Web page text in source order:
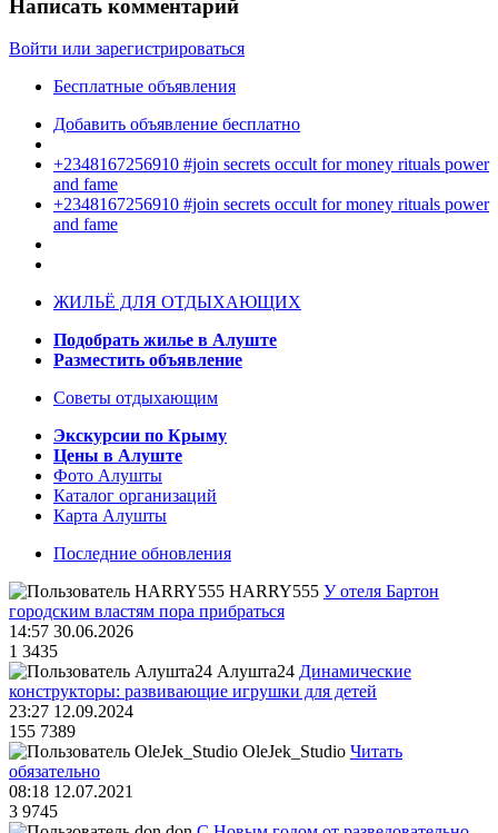
Написать комментарий
Войти или зарегистрироваться
Бесплатные объявления
Добавить объявление бесплатно
+2348167256910 #join secrets occult for money rituals power
and fame
+2348167256910 #join secrets occult for money rituals power
and fame
ЖИЛЬЁ ДЛЯ ОТДЫХАЮЩИХ
Подобрать жилье в Алуште
Разместить объявление
Советы отдыхающим
Экскурсии по Крыму
Цены в Алуште
Фото Алушты
Каталог организаций
Карта Алушты
Последние обновления
HARRY555 У отеля Бартон
городским властям пора прибраться
14:57 30.06.2026
1 3435
Алушта24 Динамические
конструкторы: развивающие игрушки для детей
23:27 12.09.2024
155 7389
OleJek_Studio Читать
обязательно
08:18 12.07.2021
3 9745